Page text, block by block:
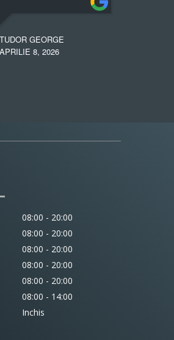
TUDOR GEORGE
APRILIE 8, 2026
08:00 - 20:00
08:00 - 20:00
08:00 - 20:00
08:00 - 20:00
08:00 - 20:00
08:00 - 14:00
Inchis